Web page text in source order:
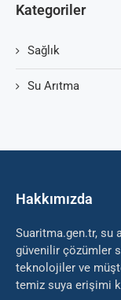
Kategoriler
Sağlık
Su Arıtma
Hakkımızda
Suaritma.gen.tr, su
güvenilir çözümler
teknolojiler ve
temiz suya erişimi